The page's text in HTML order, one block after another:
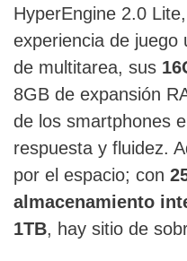
HyperEngine 2.0
experiencia de juego
de multitarea, sus
8GB de expansión
de los smartphones
respuesta y fluidez.
por el espacio; con
almacenamiento
1TB, hay sitio de